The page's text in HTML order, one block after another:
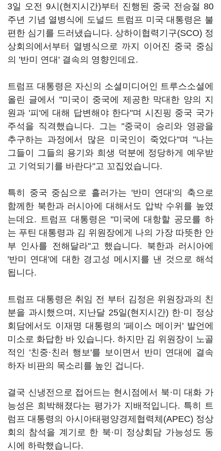
3일 오전 9시(현지시간)부터 진행된 중국 전승절 80
주년 기념 열병식에 도널드 트럼프 미국 대통령은 불
편한 심기를 드러냈습니다. 상하이협력기구(SCO) 정
상회의에서부터 열병식으로 까지 이어진 중국 중심
의 '반미 연대' 결속의 영향인데요.
트럼프 대통령은 자신의 소셜미디어인 트루스소셜에
올린 글에서 "미국이 중국에 제공한 막대한 양의 지
원과 '피'에 대해 답변해야 한다"며 시진핑 중국 국가
주석을 직격했습니다. 그는 "중국이 승리와 영광을
추구하는 과정에서 많은 미국인이 죽었다"며 "나는
그들이 그들의 용기와 희생 덕분에 정당하게 예우받
고 기억되기를 바란다"고 꼬집었습니다.
특히 중국 중심으로 흘러가는 '반미 연대'의 축으로
함께한 북한과 러시아에 대해서도 압박 수위를 높였
는데요. 트럼프 대통령은 "미국에 대항할 공모를 하
는 푸틴 대통령과 김 위원장에게 나의 가장 따뜻한 안
부 인사를 전해달라"고 했습니다. 북한과 러시아에
'반미 연대'에 대한 경고성 메시지를 낸 것으로 해석
됩니다.
트럼프 대통령은 취임 전 부터 김정은 위원장과의 친
분을 과시했으며, 지난달 25일(현지시간) 한·미 정상
회담에서도 이재명 대통령의 '페이스 메이커' 발언에
미소로 화답한 바 있습니다. 하지만 김 위원장이 노골
적인 '친중·친러 행보'를 보이면서 반미 연대에 결속
하자 비판의 목소리를 높인 겁니다.
결국 신냉전으로 접어드는 현시점에서 북·미 대화 가
능성은 희박해졌다는 평가가 지배적입니다. 특히 트
럼프 대통령의 아시아태평양경제협력체(APEC) 정상
회의 참석을 계기로 한 북·미 정상회담 가능성도 동
시에 하락했습니다.